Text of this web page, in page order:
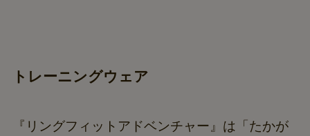
トレーニングウェア
『リングフィットアドベンチャー』は「たかが